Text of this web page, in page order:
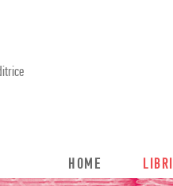
HOME LIBRI